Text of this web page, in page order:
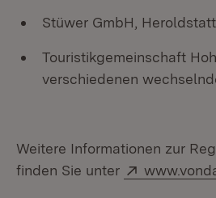
Stüwer GmbH,
Touristikgemeinschaft
verschiedenen
Weitere Informationen zur
finden Sie unter
Extern: